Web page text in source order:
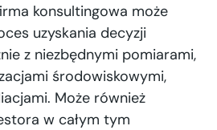
konsultingowa może
uzyskania decyzji
z niezbędnymi pomiarami,
środowiskowymi,
Może również
w całym tym